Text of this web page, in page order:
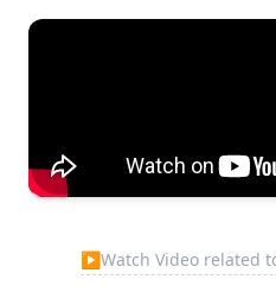
▶Watch Video related